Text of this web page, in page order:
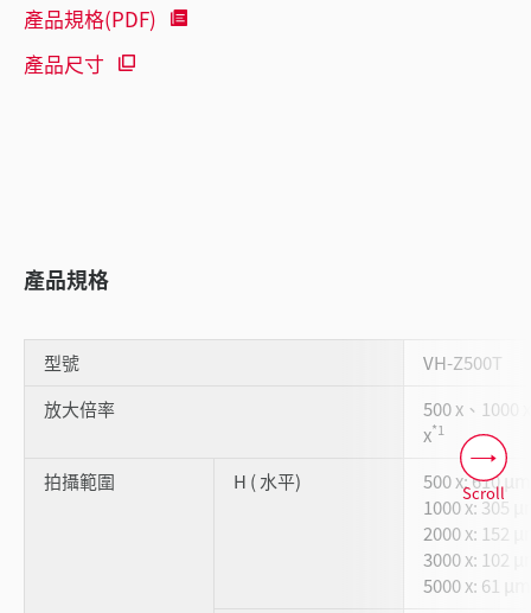
產品規格(PDF)
產品尺寸
產品規格
型號
VH-Z500T
放大倍率
500 x、1000
x*1
拍攝範圍 H ( 水平)
500 x: 610 µm
1000 x: 305
2000 x: 152
3000 x: 102
5000 x: 61 µm
Scroll